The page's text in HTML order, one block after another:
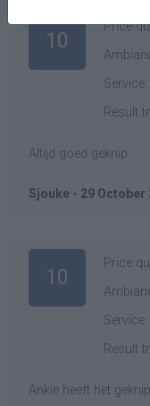
10
Price
Service
Result
Altijd goed geknip
Sjouke - 29 October
10
Price
Service
Result
Ankie heeft het